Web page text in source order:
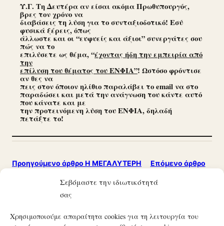
Σεβόμαστε την ιδιωτικότητά
σας
Χρησιμοποιούμε απαραίτητα cookies για τη λειτουργία του
Υ.Γ. Τη Δευτέρα αν είσαι ακόμα Πρωθυπουργός,
βρες τον χρόνο να
διαβάσεις τη λύση για το συνταξιοδοτικό! Εσύ
φυσικά ξέρεις, όπως
άλλωστε και οι “ευφυείς και άξιοι” συνεργάτες σου
πώς να το
επιλύσετε ως θέμα, “έχοντας ήδη την εμπειρία από
την
επίλυση του θέματος του ΕΝΦΙΑ”! Ωστόσο φρόντισε
αν θες να
πεις στον όποιον ηλίθιο παραλάβει τοemail να στο
παραδώσει και μετά την ανάγνωση του κάντε αυτό
που κάνατε και με
την προτεινόμενη λύση του ΕΝΦΙΑ, δηλαδή
πετάξτε το!
Προηγούμενο άρθρο Η ΜΕΓΑΛΥΤΕΡΗ
ΝΕΟΕΛΛΗΝΙΚΟΥ ΚΡΑΤΟΥΣ!!!
Επόμενο άρθρο
ΣΥΝΤΑΞΕΙΣ.